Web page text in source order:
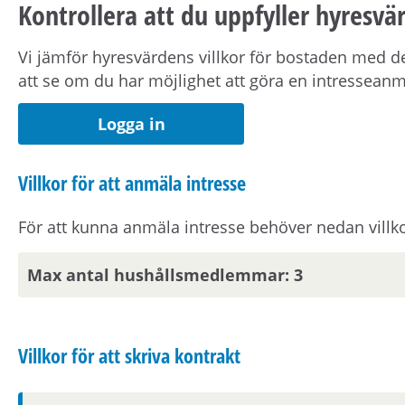
kontaktuppgifter på Mina sidor.
Om hyresvärden har villkor om antal
om dig, din registrerade medboende och
nästkommande vardag.
pendlingsavstånd från bostaden.
Kontrollera att du uppfyller
Vi jämför hyresvärdens villkor för bostaden med
att se om du har möjlighet att göra en
Logga in
Villkor för att anmäla intresse
För att kunna anmäla intresse behöver nedan
Max antal hushållsmedlemmar: 3
Villkor för att skriva kontrakt